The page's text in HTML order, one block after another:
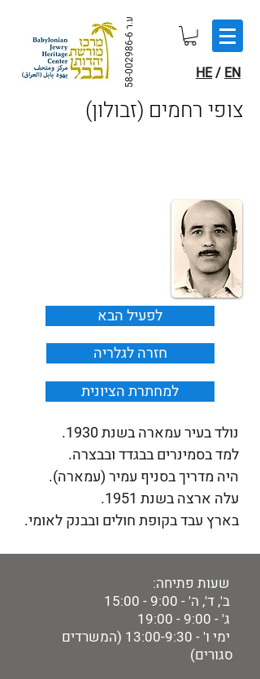
ע.ר
58-002986-6 HE/ EN
(צופי רחמים (זבולון
לפעיל הבא
חזרה לגלריה
למחתרת הציונית
נולד בעיר עמארה בשנת 1930.
למד בסמינרים בבגדד ובבצרה.
היה מדריך בסניף עמיר (עמארה).
עלה ארצה בשנת 1951.
בארץ עבד בקופת חולים ובבנק לאומי.
שעות פתיחה:
ב', ד', ה' - 9:00 - 15:00
ג' - 9:00 - 19:00
ימי ו' - 13:00-9:30 (המשרדים
סגורים)